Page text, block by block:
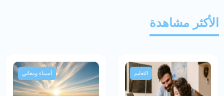
الأكثر مشاهدة
التعليم أسماء ومعاني